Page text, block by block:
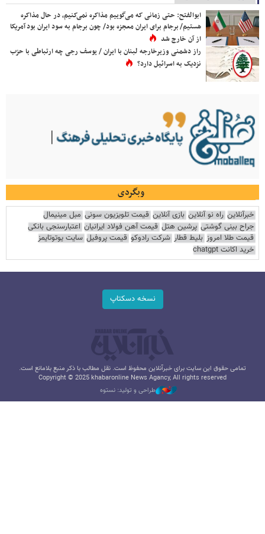
ابوالفتح: حتی زمانی که می‌گوییم مذاکره نمی‌کنیم، در حال مذاکره
هستیم/ برجام برای ایران معجزه بود/ چون برجام به سود ایران بود آمریکا
از آن خارج شد
راز دشمنی وزیرخارجه لبنان با ایران / یوسف رجی چه ارتباطی با حزب
نزدیک به اسرائیل دارد؟
وبگردی
خبرآنلاین راه نو آنلاین بازی آنلاین قیمت تلویزیون سونی مبل مینیمال
جراح بینی گوشتی پرشین هتل قیمت آهن فولاد ایرانیان اعتبارسنجی بانکی
قیمت طلا امروز بلیط قطار شرکت رادوکو قیمت پروفیل سایت یوتوتایمز
خرید اکانت chatgpt
نسخه دسکتاپ
تمامی حقوق این سایت برای خبرآنلاین محفوظ است. نقل مطالب با ذکر منبع بلامانع است.
Copyright © 2025 khabaronline News Agancy, All rights reserved
طراحی و تولید: نستوه